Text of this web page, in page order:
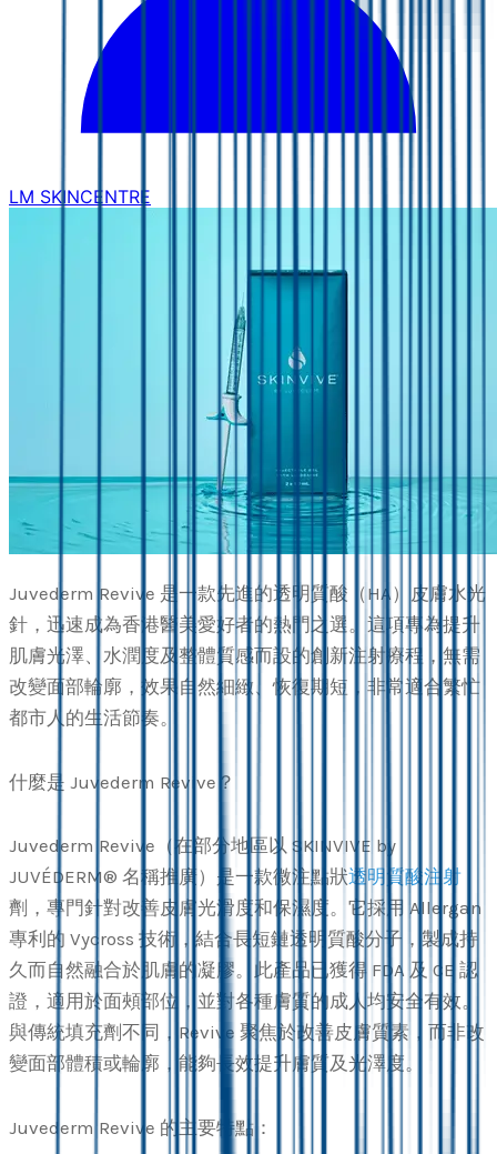
LM SKINCENTRE
Juvederm Revive 是一款先進的透明質酸（HA）皮膚水光
針，迅速成為香港醫美愛好者的熱門之選。這項專為提升
肌膚光澤、水潤度及整體質感而設的創新注射療程，無需
改變面部輪廓，效果自然細緻、恢復期短，非常適合繁忙
都市人的生活節奏。
什麼是 Juvederm Revive？
Juvederm Revive（在部分地區以 SKINVIVE by
JUVÉDERM® 名稱推廣）是一款微注點狀透明質酸注射
劑，專門針對改善皮膚光滑度和保濕度。它採用 Allergan
專利的 Vycross 技術，結合長短鏈透明質酸分子，製成持
久而自然融合於肌膚的凝膠。此產品已獲得 FDA 及 CE 認
證，適用於面頰部位，並對各種膚質的成人均安全有效。
與傳統填充劑不同，Revive 聚焦於改善皮膚質素，而非改
變面部體積或輪廓，能夠長效提升膚質及光澤度。
Juvederm Revive 的主要特點：